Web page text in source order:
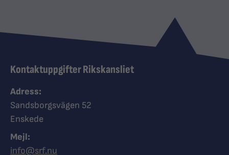
Kontaktuppgifter Rikskansliet
Adress:
Sandsborgsvägen 52
Enskede
Mejl:
info@srf.nu